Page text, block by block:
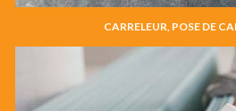
CARRELEUR, POSE DE